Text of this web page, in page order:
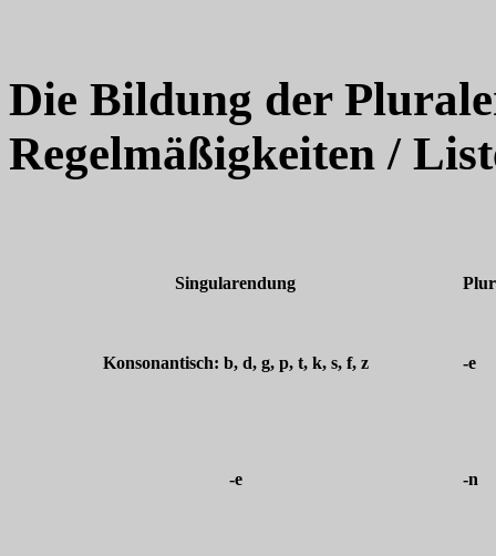
Die Bildung der
Regelmäßigkeiten /
Singularendung
Konsonantisch: b, d, g, p, t, k, s, f, z -e
-e -n